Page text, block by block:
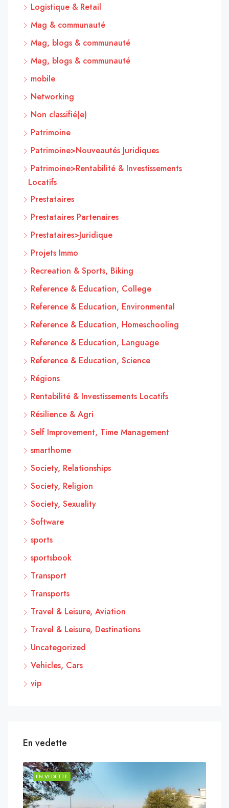
Logistique & Retail
Mag & communauté
Mag, blogs & communauté
Mag, blogs & communauté
mobile
Networking
Non classifié(e)
Patrimoine
Patrimoine>Nouveautés Juridiques
Patrimoine>Rentabilité & Investissements
Locatifs
Prestataires
Prestataires Partenaires
Prestataires>Juridique
Projets Immo
Recreation & Sports, Biking
Reference & Education, College
Reference & Education, Environmental
Reference & Education, Homeschooling
Reference & Education, Language
Reference & Education, Science
Régions
Rentabilité & Investissements Locatifs
Résilience & Agri
Self Improvement, Time Management
smarthome
Society, Relationships
Society, Religion
Society, Sexuality
Software
sports
sportsbook
Transport
Transports
Travel & Leisure, Aviation
Travel & Leisure, Destinations
Uncategorized
Vehicles, Cars
vip
En vedette
EN VEDETTE